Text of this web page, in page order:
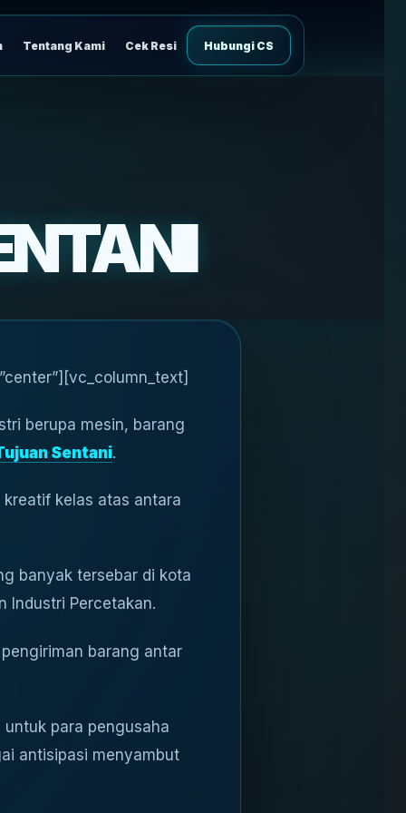
Tentang Kami Cek Resi Hubungi CS
berupa mesin, barang
Sentani.
kelas atas antara
banyak tersebar di kota
Industri Percetakan.
barang antar
para pengusaha
antisipasi menyambut